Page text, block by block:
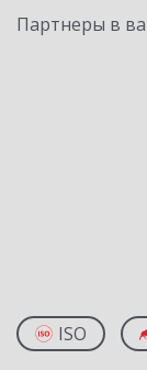
Партнеры в
ISO